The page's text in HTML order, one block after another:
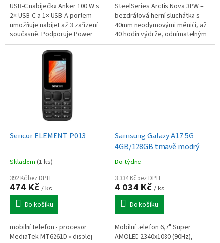
USB-C nabíječka Anker 100 W s
2× USB-C a 1× USB-A portem
umožňuje nabíjet až 3 zařízení
současně. Podporuje Power
Delivery, inteligentní rozdělení
výkonu a nabízí pokročilé...
SteelSeries Arctis Nova 3PW –
bezdrátová herní sluchátka s
40mm neodymovými měniči, až
40 hodin výdrže, odnímatelným
mikrofonem ClearCast, rychlým
Sencor ELEMENT P013
Skladem (1 ks)
392 Kč bez DPH
474 Kč / ks
Do košíku
mobilní telefon • procesor
MediaTek MT6261D • displej
Samsung Galaxy A17 5G
4GB/128GB tmavě modrý
Do týdne
3 334 Kč bez DPH
4 034 Kč / ks
Do košíku
Mobilní telefon 6,7" Super
AMOLED 2340x1080 (90Hz),